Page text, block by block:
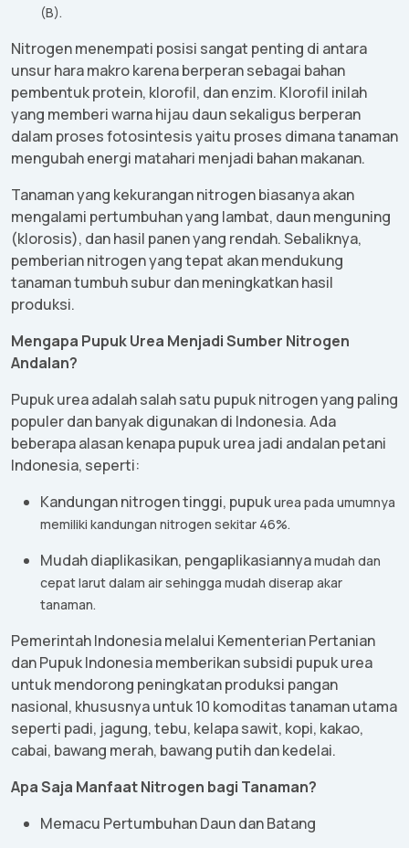
(B).
Nitrogenmenempati posisi sangat penting di antara
unsurharamakrokarenaberperansebagai bahan
pembentukprotein, klorofil, danenzim. Klorofil inilah
yang memberiwarnahijau daunsekaligus berperan
dalam prosesfotosintesisyaitu proses dimanatanaman
mengubahenergi matahari menjadi bahanmakanan.
Tanamanyang kekurangannitrogenbiasanyaakan
mengalami pertumbuhanyang lambat, daunmenguning
(klorosis), danhasil panenyang rendah.Sebaliknya,
pemberiannitrogen yangtepat akanmendukung
tanamantumbuhsuburdanmeningkatkanhasil
produksi.
Mengapa PupukUrea MenjadiSumber Nitrogen
Andalan?
Pupukureaadalahsalahsatu pupuknitrogen yang paling
populerdanbanyakdigunakandi Indonesia. Ada
beberapaalasankenapapupukurea jadi andalanpetani
Indonesia, seperti:
Kandungannitrogentinggi, pupukurea pada umumnya
memiliki kandungan nitrogen sekitar 46%.
Mudahdiaplikasikan, pengaplikasiannyamudah dan
cepatlarutdalam airsehingga mudah diserap akar
tanaman.
PemerintahIndonesiamelalui KementerianPertanian
danPupukIndonesiamemberikansubsidi pupukurea
untukmendorong peningkatanproduksi pangan
nasional, khususnyauntuk10 komoditastanamanutama
seperti padi, jagung,tebu, kelapasawit, kopi, kakao,
cabai, bawang merah, bawang putihdankedelai.
ApaSaja ManfaatNitrogen bagi Tanaman?
Memacu PertumbuhanDaundanBatang